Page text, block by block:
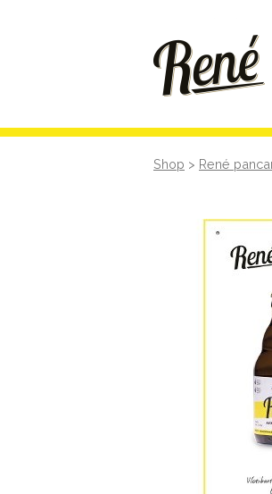
Shop > René